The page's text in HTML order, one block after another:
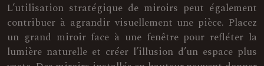
L’utilisation stratégique de miroirs peut également
contribuer à agrandir visuellement une pièce. Placez
un grand miroir face à une fenêtre pour refléter la
lumière naturelle et créer l’illusion d’un espace plus